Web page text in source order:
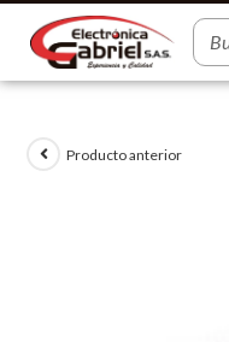
Producto anterior